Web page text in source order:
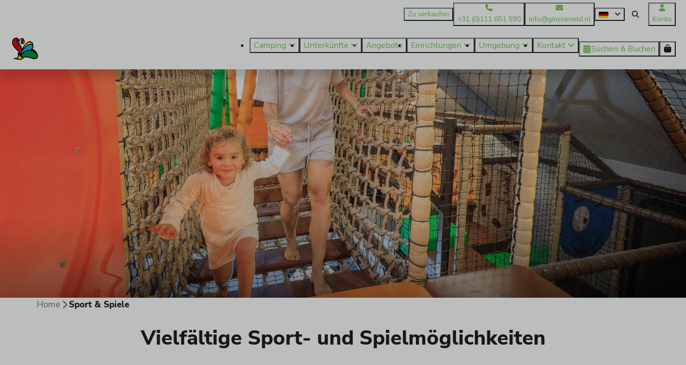
Zu verkaufen
+31 (0)111 651 590 info@ginsterveld.nl Konto
Camping Unterkünfte Angebote Einrichtungen Umgebung Kontakt Suchen & Buchen
Home Sport & Spiele
Vielfältige Sport- und Spielmöglichkeiten